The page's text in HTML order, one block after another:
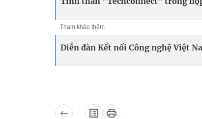
Tham khảo thêm
Diễn đàn Kết nối Công nghệ Việt